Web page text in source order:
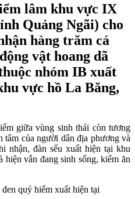
lâm khu vực IX
Quảng Ngãi) cho
hàng trăm cá
vật hoang dã
nhóm IB xuất
vực hồ La Băng,
giữa vùng sinh thái còn tương
tâm của người dân địa phương và
nhận, đàn sếu xuất hiện tại khu
vẫn đang sinh sống, kiếm ăn